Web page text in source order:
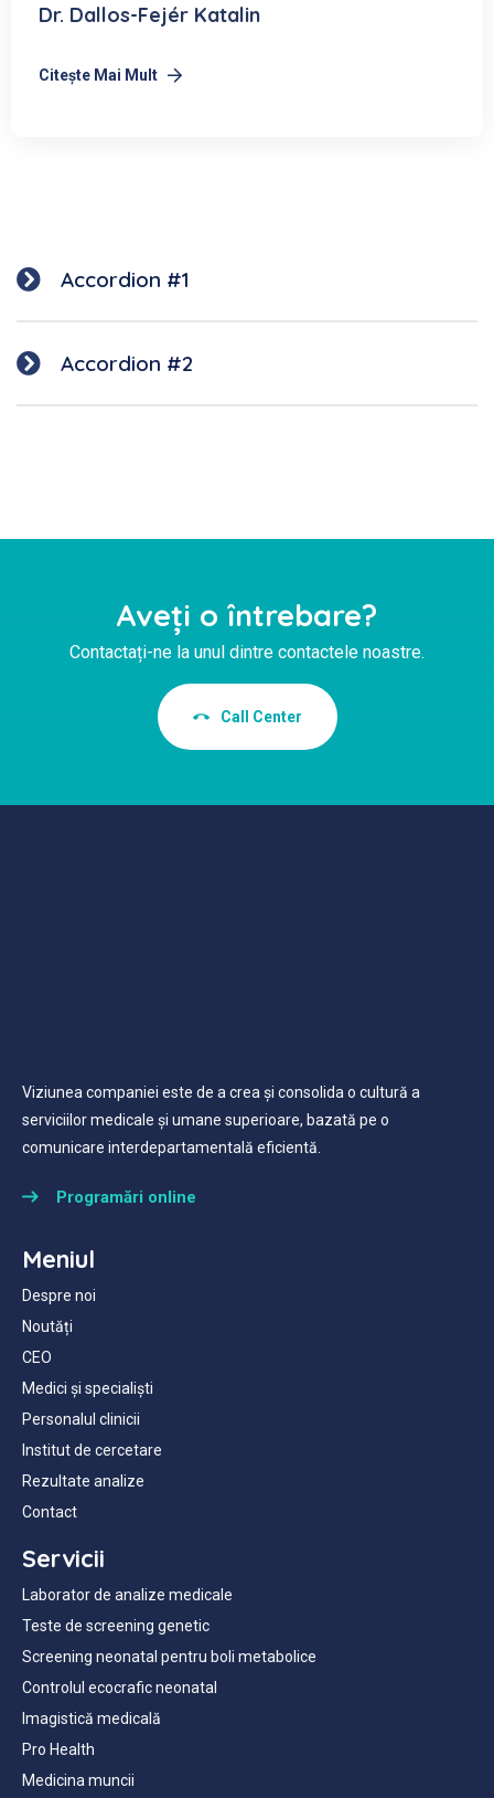
Dr. Dallos-Fejér Katalin
Citeşte Mai Mult
Accordion #1
Accordion #2
Aveți o întrebare?
Contactați-ne la unul dintre contactele noastre.
Call Center
Viziunea companiei este de a crea și consolida o cultură a
serviciilor medicale și umane superioare, bazată pe o
comunicare interdepartamentală eficientă.
Programări online
Meniul
Despre noi
Noutăți
CEO
Medici și specialiști
Personalul clinicii
Institut de cercetare
Rezultate analize
Contact
Servicii
Laborator de analize medicale
Teste de screening genetic
Screening neonatal pentru boli metabolice
Controlul ecocrafic neonatal
Imagistică medicală
Pro Health
Medicina muncii